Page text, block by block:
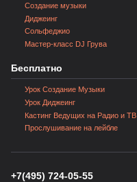
Создание музыки
Диджеинг
Сольфеджио
Мастер‑класс DJ Грува
Бесплатно
Урок Создание Музыки
Урок Диджеинг
Кастинг Ведущих на Радио и ТВ
Прослушивание на лейбле
+7(495) 724-05-55